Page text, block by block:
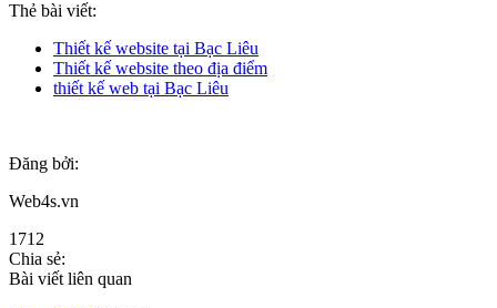
Thẻ bài viết:
Thiết kế website tại Bạc Liêu
Thiết kế website theo địa điểm
thiết kế web tại Bạc Liêu
Đăng bởi:
Web4s.vn
1712
Chia sẻ:
Bài viết liên quan